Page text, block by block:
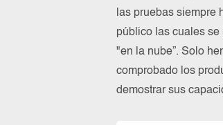
las pruebas siempre
público las cuales
"en la nube”. Solo
comprobado los
demostrar sus